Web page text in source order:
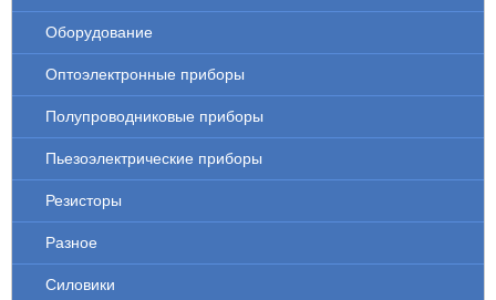
Оборудование
Оптоэлектронные приборы
Полупроводниковые приборы
Пьезоэлектрические приборы
Резисторы
Разное
Силовики